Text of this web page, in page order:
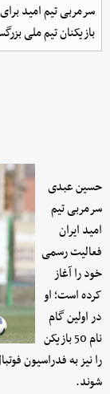
سرمربی تیم امید
بازیکنان تیم ملی
حسین عبدی
سرمربی تیم
امید ایران
فعالیت رسمی
خود را آغاز
کرده است؛ او
در اولین گام
نام 50 بازیکن
را نیز به فدراسیون
شوند.